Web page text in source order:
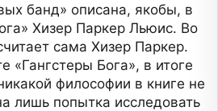
банд» описана, якобы, в
Хизер Паркер Льюис. Во
сама Хизер Паркер.
«Гангстеры Бога», в итоге
философии в книге не
лишь попытка исследовать